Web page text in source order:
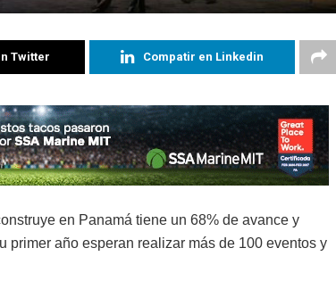
Twitter Compatir en Linkedin
en Panamá tiene un 68% de avance y
primer año esperan realizar más de 100 eventos y